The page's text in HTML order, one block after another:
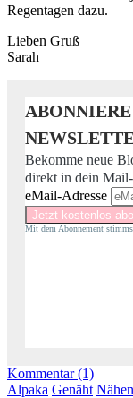
Regentagen dazu.
Lieben Gruß
Sarah
Bekomme neue
direkt in dein
eMail-Adresse
Mit dem Abonnement
Kommentar (1)
Alpaka Genäht Nähen